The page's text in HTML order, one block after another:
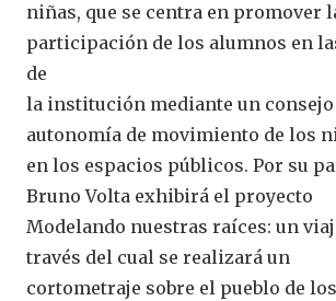
niñas, que se centra en promover
participación de los alumnos en
de
la institución mediante un
autonomía de movimiento de los
en los espacios públicos. Por su
Bruno Volta exhibirá el proyecto
Modelando nuestras raíces: un
través del cual se realizará un
cortometraje sobre el pueblo de